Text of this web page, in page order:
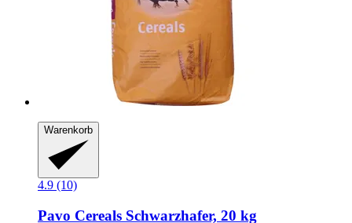
Warenkorb
4.9 (10)
Pavo Cereals Schwarzhafer, 20 kg